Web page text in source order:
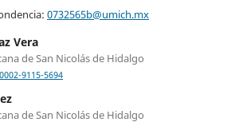
0732565b@umich.mx
Vera
de San Nicolás de Hidalgo
9115-5694
de San Nicolás de Hidalgo